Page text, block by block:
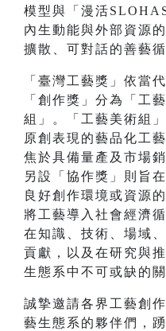
模型與「漫活
內生動能與外部資源
擴散、可對話的善藝循
「臺灣工藝獎」依當
「創作獎」分為「工
組」。「工藝美術組
原創表現的藝品化工
焦於具備量產及市場
另設「協作獎」則旨
良好創作環境或資源
將工藝導入社會經濟
在知識、技術、場域
貢獻，以及在研究與
生態系中不可或缺的
誠摯邀請各界工藝創
藝生態系的夥伴們，